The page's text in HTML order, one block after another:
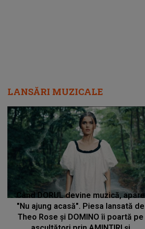
LANSĂRI MUZICALE
Când DORUL devine muzică, apare
"Nu ajung acasă". Piesa lansată de
Theo Rose și DOMINO îi poartă pe